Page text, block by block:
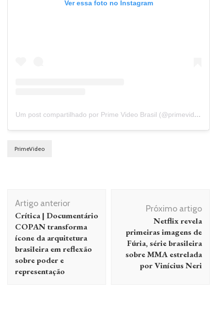
Ver essa foto no Instagram
Um post compartilhado por Prime Video Brasil (@primevideobr)
PrimeVideo
Navegação
de
post
Artigo anterior
Crítica | Documentário
COPAN transforma
ícone da arquitetura
brasileira em reflexão
sobre poder e
representação
Próximo artigo
Netflix revela
primeiras imagens de
Fúria, série brasileira
sobre MMA estrelada
por Vinícius Neri